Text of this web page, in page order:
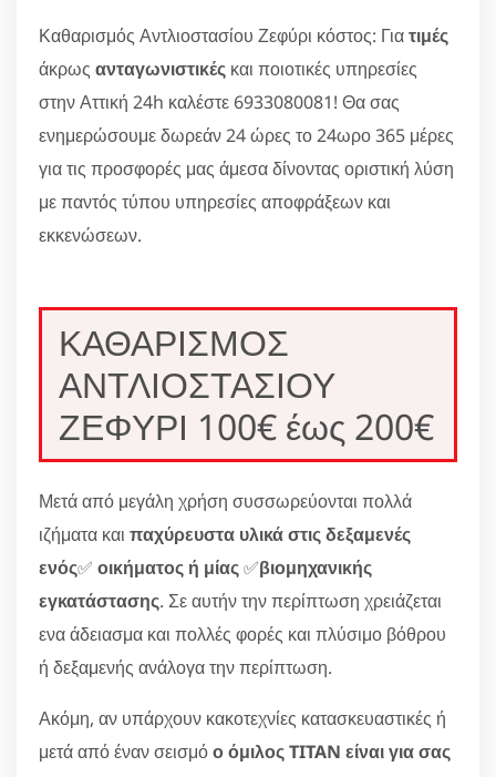
Καθαρισμός Αντλιοστασίου Ζεφύρι κόστος: Γιατιμές
άκρως ανταγωνιστικές και ποιοτικές υπηρεσίες
στην Αττική 24h καλέστε 6933080081! Θα σας
ενημερώσουμε δωρεάν 24 ώρες το 24ωρο 365 μέρες
για τις προσφορές μας άμεσα δίνοντας οριστική λύση
με παντός τύπου υπηρεσίες αποφράξεων και
εκκενώσεων.
ΚΑΘΑΡΙΣΜΟΣ
ΑΝΤΛΙΟΣΤΑΣΙΟΥ
ΖΕΦΥΡΙ 100€ έως 200€
Μετά από μεγάλη χρήση συσσωρεύονται πολλά
ιζήματα και παχύρευστα υλικά στις δεξαμενές
ενός✅ οικήματος ή μίας✅βιομηχανικής
εγκατάστασης. Σε αυτήν την περίπτωση χρειάζεται
ενα άδειασμα και πολλές φορές και πλύσιμο βόθρου
ή δεξαμενής ανάλογα την περίπτωση.
Ακόμη, αν υπάρχουν κακοτεχνίες κατασκευαστικές ή
μετά από έναν σεισμόο όμιλος TITAN είναι για σας